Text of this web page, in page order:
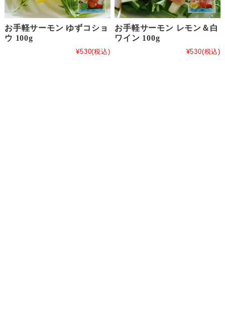
お手軽サーモン ゆずコショ
ウ 100g
¥530(税込)
お手軽サーモン レモン＆白
ワイン 100g
¥530(税込)